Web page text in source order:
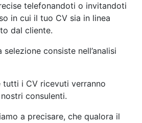
telefonandoti o invitandoti
in cui il tuo CV sia in linea
dal cliente.
consiste nell’analisi
tutti i CV ricevuti verranno
consulenti.
a precisare, che qualora il